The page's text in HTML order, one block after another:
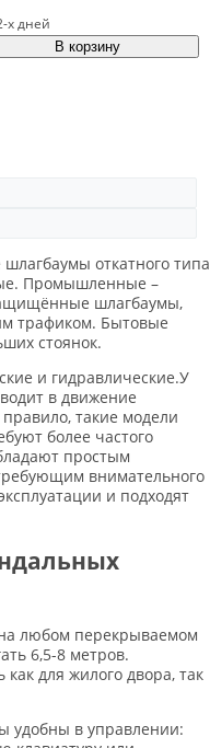
х дней
откатного типа
Промышленные –
шлагбаумы,
трафиком. Бытовые
стоянок.
и гидравлические.У
в движение
такие модели
более частого
простым
внимательного
и подходят
на любом перекрываемом
6,5-8 метров.
для жилого двора, так
удобны в управлении: